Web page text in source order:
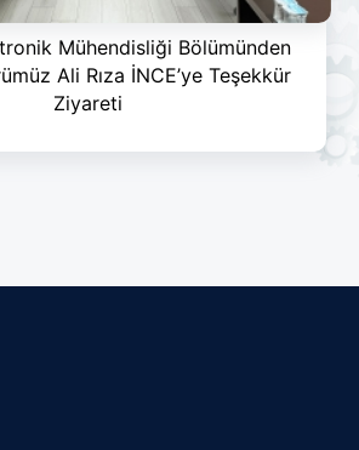
Mühendisliği Bölümünden
Ali Rıza İNCE’ye Teşekkür
Ziyareti